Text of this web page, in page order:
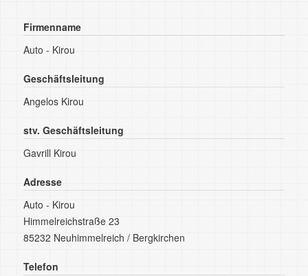
Firmenname
Auto - Kirou
Geschäftsleitung
Angelos Kirou
stv. Geschäftsleitung
Gavrill Kirou
Adresse
Auto - Kirou
Himmelreichstraße 23
85232 Neuhimmelreich / Bergkirchen
Telefon